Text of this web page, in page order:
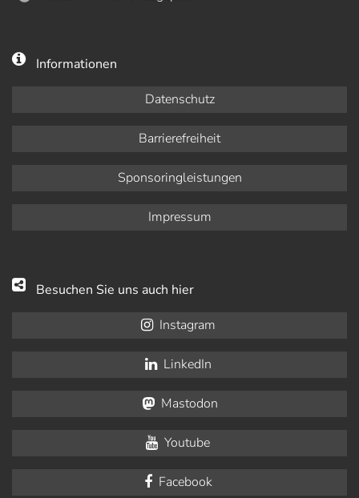
Informationen
Datenschutz
Barrierefreiheit
Sponsoringleistungen
Impressum
Besuchen Sie uns auch hier
Instagram
LinkedIn
Mastodon
Youtube
Facebook